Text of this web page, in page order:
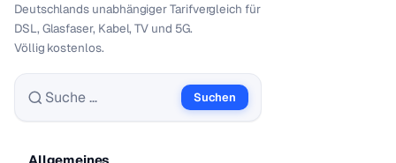
Deutschlands unabhängiger Tarif­vergleich für
DSL, Glasfaser, Kabel, TV und 5G.
Völlig kostenlos.
Suche nach:
Suchen